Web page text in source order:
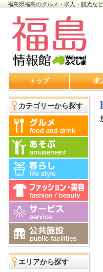
福島県福島のグルメ・求人・観光な
トップ 求
カテゴリーから探す
エリアから探す